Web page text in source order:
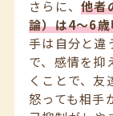
さらに、他者
論）は4〜6
手は自分と違
で、感情を抑
くことで、友
怒っても相手